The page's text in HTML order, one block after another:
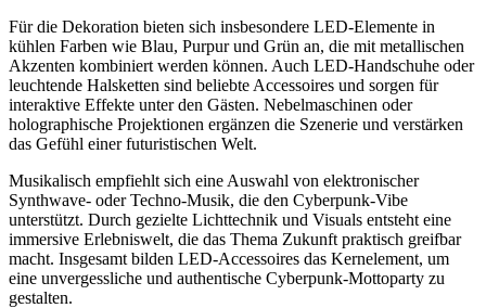
Für die Dekoration bieten sich insbesondere LED-Elemente in
kühlen Farben wie Blau, Purpur und Grün an, die mit metallischen
Akzenten kombiniert werden können. Auch LED-Handschuhe oder
leuchtende Halsketten sind beliebte Accessoires und sorgen für
interaktive Effekte unter den Gästen. Nebelmaschinen oder
holographische Projektionen ergänzen die Szenerie und verstärken
das Gefühl einer futuristischen Welt.
Musikalisch empfiehlt sich eine Auswahl von elektronischer
Synthwave- oder Techno-Musik, die den Cyberpunk-Vibe
unterstützt. Durch gezielte Lichttechnik und Visuals entsteht eine
immersive Erlebniswelt, die das Thema Zukunft praktisch greifbar
macht. Insgesamt bilden LED-Accessoires das Kernelement, um
eine unvergessliche und authentische Cyberpunk-Mottoparty zu
gestalten.